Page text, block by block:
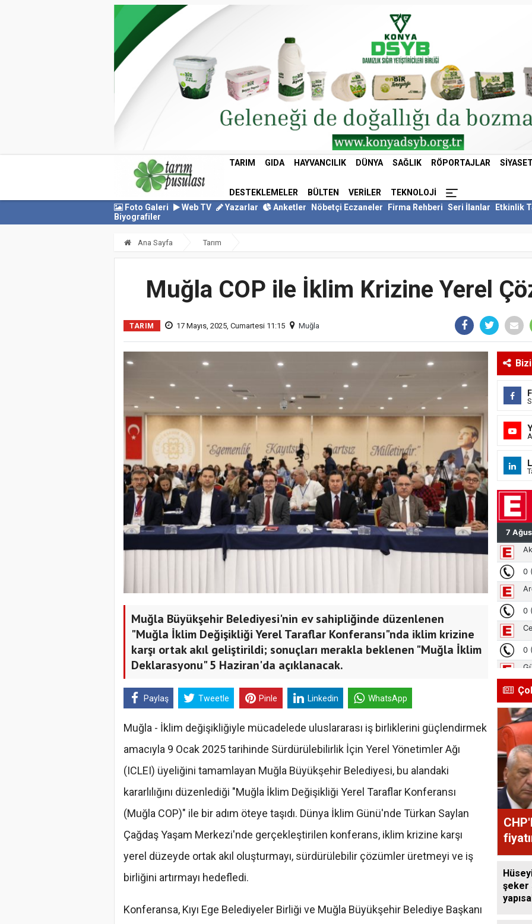
TARIM GIDA HAYVANCILIK DÜNYA SAĞLIK RÖPORTAJLAR SIYASET
DESTEKLEMELER BÜLTEN VERILER
TEKNOLOJI
Foto Galeri
Web TV Yazarlar Anketler Nöbetçi Eczaneler Firma Rehberi Seri İlanlar
Etkinlik
Biyografiler
Ana Sayfa Tarım
Muğla COP ile İklim Krizine Yerel
TARIM 17 Mayıs, 2025, Cumartesi 11:15 Muğla
Muğla Büyükşehir Belediyesi'nin ev sahipliğinde düzenlenen
"Muğla İklim Değişikliği Yerel Taraflar Konferansı"nda iklim krizine
karşı ortak akıl geliştirildi; sonuçları merakla beklenen "Muğla İklim
Deklarasyonu" 5 Haziran'da açıklanacak.
Paylaş Tweetle Pinle Linkedin WhatsApp
Muğla - İklim değişikliğiyle mücadelede uluslararası iş birliklerini güçlendirmek
amacıyla 9 Ocak 2025 tarihinde Sürdürülebilirlik İçin Yerel Yönetimler Ağı
(ICLEI) üyeliğini tamamlayan Muğla Büyükşehir Belediyesi, bu alandaki
kararlılığını düzenlediği "Muğla İklim Değişikliği Yerel Taraflar Konferansı
(Muğla COP)" ile bir adım öteye taşıdı. Dünya İklim Günü'nde Türkan Saylan
Çağdaş Yaşam Merkezi'nde gerçekleştirilen konferans, iklim krizine karşı
yerel düzeyde ortak akıl oluşturmayı, sürdürülebilir çözümler üretmeyi ve iş
birliğini artırmayı hedefledi.
Konferansa, Kıyı Ege Belediyeler Birliği ve Muğla Büyükşehir Belediye Başkanı
şeker